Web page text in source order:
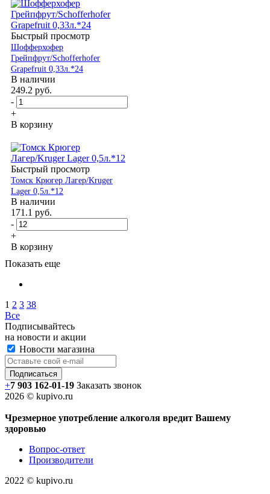
Быстрый просмотр
Шофферхофер
Грейпфрут/Schofferhofer
Grapefruit 0,33л.*24
В наличии
249.2 руб.
-
+
В корзину
Быстрый просмотр
Томск Крюгер Лагер/Kruger
Lager 0,5л.*12
В наличии
171.1 руб.
-
+
В корзину
Показать еще
1 2 3 38
Все
Подписывайтесь
на новости и акции
Новости магазина
+7 903 162-01-19 Заказать звонок
2026 © kupivo.ru
Чрезмерное употребление алкоголя вредит Вашему
здоровью
Вопрос-ответ
Производители
2022 ©️ kupivo.ru